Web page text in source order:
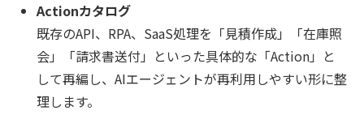
Actionカタログ
既存のAPI、RPA、SaaS処理を「見積作成」「在庫照
会」「請求書送付」といった具体的な「Action」と
して再編し、AIエージェントが再利用しやすい形に整
理します。